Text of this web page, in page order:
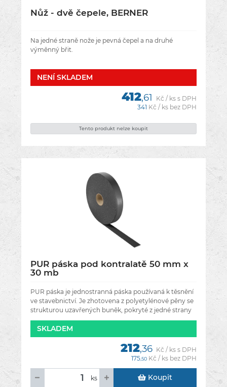
Nůž - dvě čepele, BERNER
Na jedné straně nože je pevná čepel a na druhé
výměnný břit.
NENÍ­ SKLADEM
412,61
Kč / ks s DPH
341 Kč / ks bez DPH
Tento produkt nelze koupit
PUR páska pod kontralatě 50 mm x
30 mb
PUR páska je jednostranná páska používaná k těsnění
ve stavebnictví. Je zhotovena z polyetylénové pěny se
strukturou uzavřených buněk, pokryté z jedné strany
akrylovým disperzním
SKLADEM
212,36 Kč / ks s DPH
175,50 Kč / ks bez DPH
ks Koupit